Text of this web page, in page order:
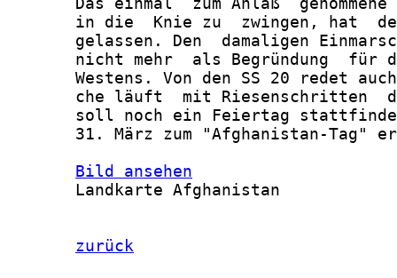
Bild ansehen
       Landkarte Afghanistan
zurück